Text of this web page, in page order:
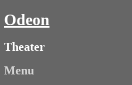
Odeon
Theater
Menu